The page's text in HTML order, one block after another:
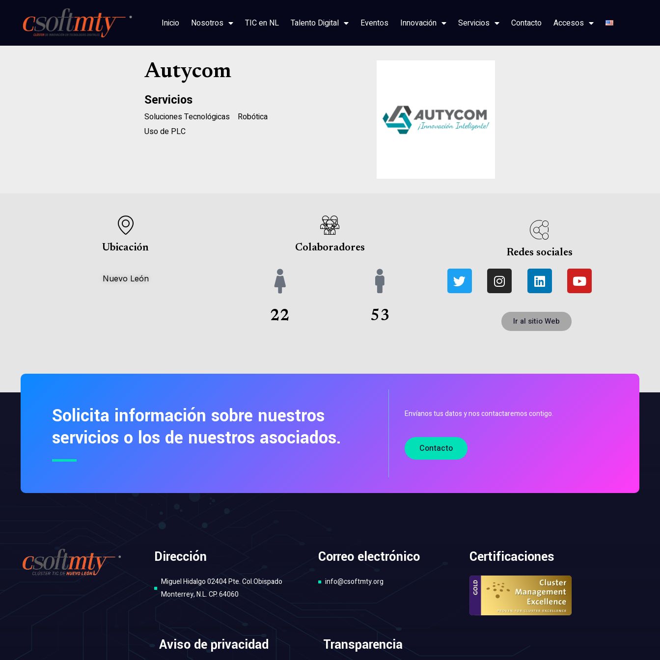
Inicio Nosotros TIC en NL Talento Digital Eventos Innovación Servicios Contacto Accesos
Autycom
Servicios
Soluciones Tecnológicas
Robótica
Uso de PLC
Ubicación
Nuevo León
Colaboradores
22 53
Redes sociales
Ir al sitio Web
Solicita información sobre nuestros
servicios o los de nuestros asociados.
Envíanos tus datos y nos contactaremos contigo.
Contacto
Dirección
Miguel Hidalgo 02404 Pte. Col.Obispado
Monterrey, N.L. CP. 64060
Correo electrónico
info@csoftmty.org
Certificaciones
Aviso de privacidad Transparencia